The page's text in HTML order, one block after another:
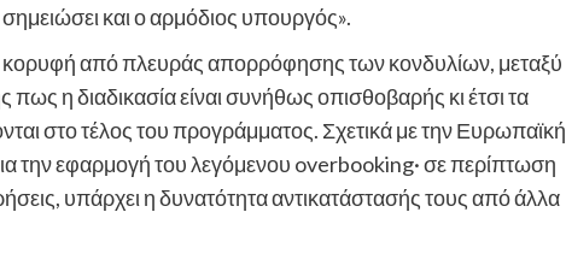
σημειώσει και ο αρμόδιος υπουργός».
κορυφή από πλευράς απορρόφησης των κονδυλίων, μεταξύ
η διαδικασία είναι συνήθως οπισθοβαρής κι έτσι τα
στο τέλος του προγράμματος. Σχετικά με την Ευρωπαϊκή
την εφαρμογή του λεγόμενου overbooking· σε περίπτωση
υπάρχει η δυνατότητα αντικατάστασής τους από άλλα